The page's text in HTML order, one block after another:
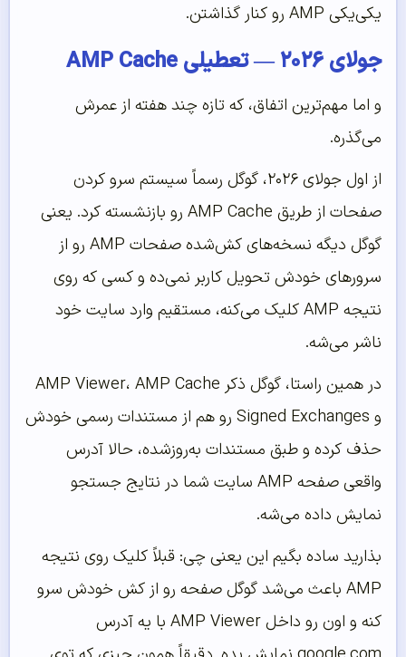
یکی‌یکی AMP رو کنار گذاشتن.
جولای ۲۰۲۶ — تعطیلی AMP Cache
و اما مهم‌ترین اتفاق، که تازه چند هفته از عمرش
می‌گذره.
از اول جولای ۲۰۲۶، گوگل رسماً سیستم سرو کردن
صفحات از طریق AMP Cache رو بازنشسته کرد. یعنی
گوگل دیگه نسخه‌های کش‌شده صفحات AMP رو از
سرورهای خودش تحویل کاربر نمی‌ده و کسی که روی
نتیجه AMP کلیک می‌کنه، مستقیم وارد سایت خود
ناشر می‌شه.
در همین راستا، گوگل ذکر AMP Viewer، AMP Cache
و Signed Exchanges رو هم از مستندات رسمی خودش
حذف کرده و طبق مستندات به‌روزشده، حالا آدرس
واقعی صفحه AMP سایت شما در نتایج جستجو
نمایش داده می‌شه.
بذارید ساده بگیم این یعنی چی: قبلاً کلیک روی نتیجه
AMP باعث می‌شد گوگل صفحه رو از کش خودش سرو
کنه و اون رو داخل AMP Viewer با یه آدرس